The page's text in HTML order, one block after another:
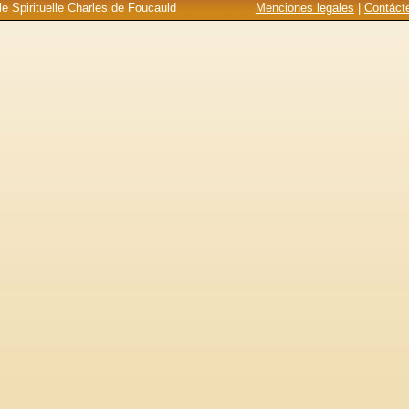
Menciones legales
Spirituelle Charles de Foucauld